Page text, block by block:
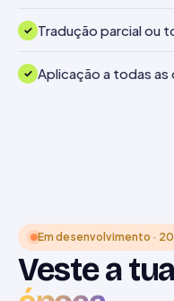
Tradução parcial ou
Aplicação a todas as
Em desenvolvimento ·
Veste a